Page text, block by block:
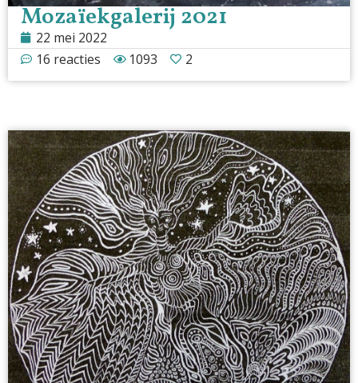
Mozaïekgalerij 2021
22 mei 2022
16 reacties
1093 2